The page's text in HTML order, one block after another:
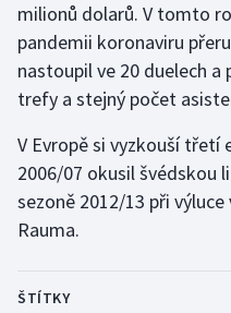
Gymnastika
Házená
Jezdectví
Judo
Krasobruslení
Lezení
milionů dolarů. V tomto
pandemii koronaviru
nastoupil ve 20 duelech
trefy a stejný počet
V Evropě si vyzkouší třetí
2006/07 okusil švédskou
sezoně 2012/13 při
Rauma.
ŠTÍTKY